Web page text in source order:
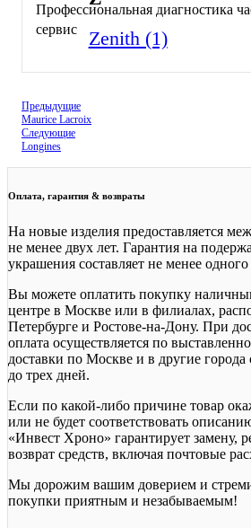
Zenith (1)
Профессиональная диагностика
сервис
Предыдущие
Maurice Lacroix
Следующие
Longines
Оплата, гарантия & возвраты
На новые изделия предоставляется
не менее двух лет. Гарантия на
украшения составляет не менее одного
Вы можете оплатить покупку
центре в Москве или в филиалах,
Петербурге и Ростове-на-Дону. При
оплата осуществляется по
доставки по Москве и в другие города
до трех дней.
Если по какой-либо причине товар
или не будет соответствовать
«Инвест Хроно» гарантирует замену,
возврат средств, включая почтовые
Мы дорожим вашим доверием и
покупки приятным и незабываемым!